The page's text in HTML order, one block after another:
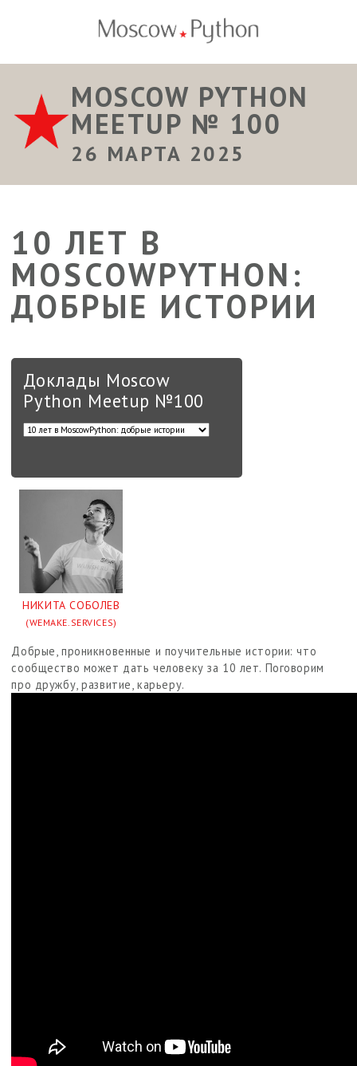
MOSCOW PYTHON
MEETUP № 100
26 МАРТА 2025
10 ЛЕТ В
MOSCOWPYTHON:
ДОБРЫЕ ИСТОРИИ
Доклады Moscow
Python Meetup №100
НИКИТА СОБОЛЕВ
(WEMAKE.SERVICES)
Добрые, проникновенные и поучительные истории: что
сообщество может дать человеку за 10 лет. Поговорим
про дружбу, развитие, карьеру.